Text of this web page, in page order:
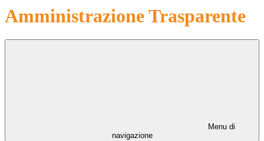
Amministrazione Trasparente
Menu di
navigazione